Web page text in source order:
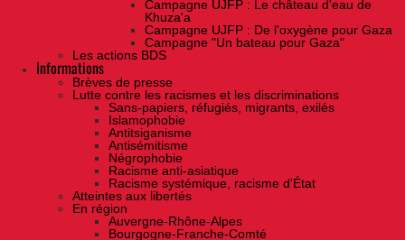
Campagne UJFP : Le château d'eau de
Khuza'a
Campagne UJFP : De l'oxygène pour Gaza
Campagne "Un bateau pour Gaza"
Les actions BDS
Informations
Brèves de presse
Lutte contre les racismes et les discriminations
Sans-papiers, réfugiés, migrants, exilés
Islamophobie
Antitsiganisme
Antisémitisme
Négrophobie
Racisme anti-asiatique
Racisme systémique, racisme d'État
Atteintes aux libertés
En région
Auvergne-Rhône-Alpes
Bourgogne-Franche-Comté